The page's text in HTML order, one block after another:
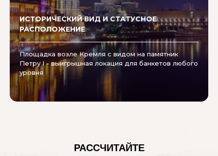
ИСТОРИЧЕСКИЙ ВИД И СТАТУСНОЕ
РАСПОЛОЖЕНИЕ
Площадка возле Кремля с видом на памятник
Петру I - выигрышная локация для банкетов любого
уровня
РАССЧИТАЙТЕ